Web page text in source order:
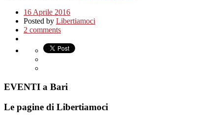
16 Aprile 2016
Posted by Libertiamoci
2 comments
EVENTI a Bari
Le pagine di Libertiamoci